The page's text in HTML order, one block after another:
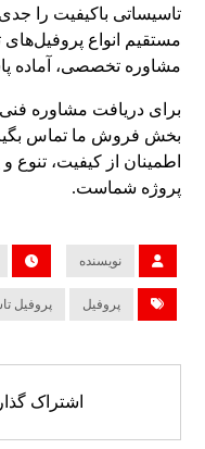
تاسیساتی باکیفیت را
مستقیم انواع پروفیل‌های
مشاوره تخصصی، آماده
برای دریافت مشاوره
بخش فروش ما تماس
اطمینان از کیفیت، تنوع
پروژه شماست.
نویسنده
پروفیل پروفیل